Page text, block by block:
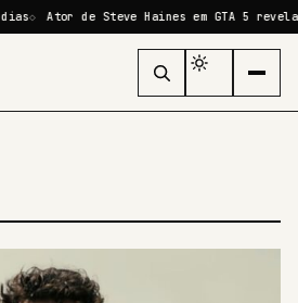
Ator de Steve Haines em GTA 5 revela que